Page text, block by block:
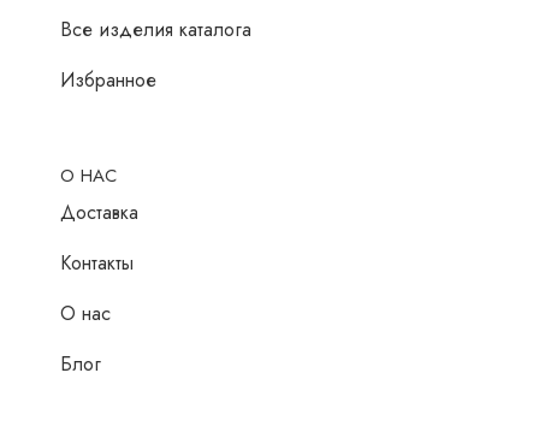
Все изделия каталога
Избранное
О НАС
Доставка
Контакты
О нас
Блог